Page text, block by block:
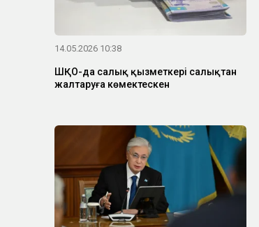
14.05.2026 10:38
ШҚО-да салық қызметкері салықтан
жалтаруға көмектескен